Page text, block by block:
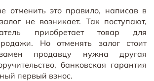
отменить это правило, написав в
не возникает. Так поступают,
приобретает товар для
Но отменять залог стоит
продавцу нужна другая
банковская гарантия
первый взнос.